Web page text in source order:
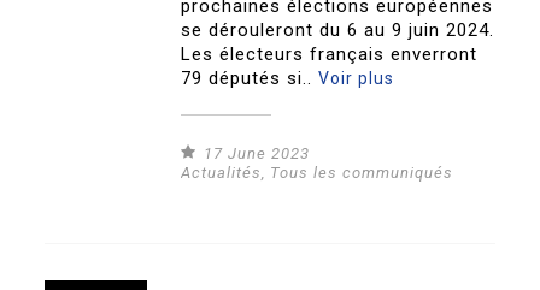
prochaines élections européennes
se dérouleront du 6 au 9 juin 2024.
Les électeurs français enverront
79 députés si..Voir plus
17 June 2023
Actualités, Tous les communiqués